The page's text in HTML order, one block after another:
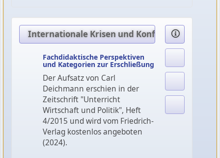
Internationale Krisen und Konflikte
Fachdidaktische Perspektiven
und Kategorien zur Erschließung
Der Aufsatz von Carl
Deichmann erschien in der
Zeitschrift "Unterricht
Wirtschaft und Politik", Heft
4/2015 und wird vom Friedrich-
Verlag kostenlos angeboten
(2024).